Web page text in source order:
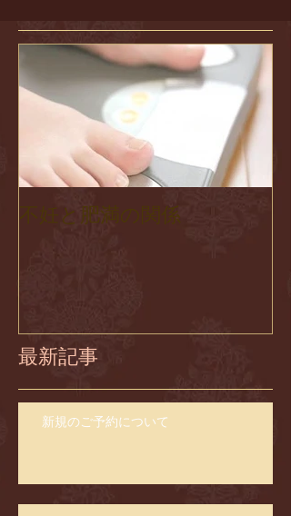
不妊と肥満の関係
最新記事
新規のご予約について